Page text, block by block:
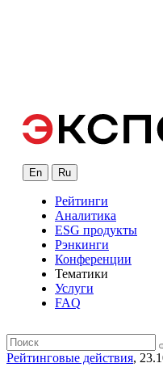
En Ru
Рейтинги
Аналитика
ESG продукты
Рэнкинги
Конференции
Тематики
Услуги
FAQ
Рейтинговые действия,